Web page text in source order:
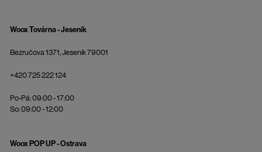
Woox Továrna - Jeseník
Bezručova 1371, Jeseník 79001
+420 725 222 124
Po-Pá: 09:00 - 17:00
So: 09:00 - 12:00
Woox POP UP - Ostrava